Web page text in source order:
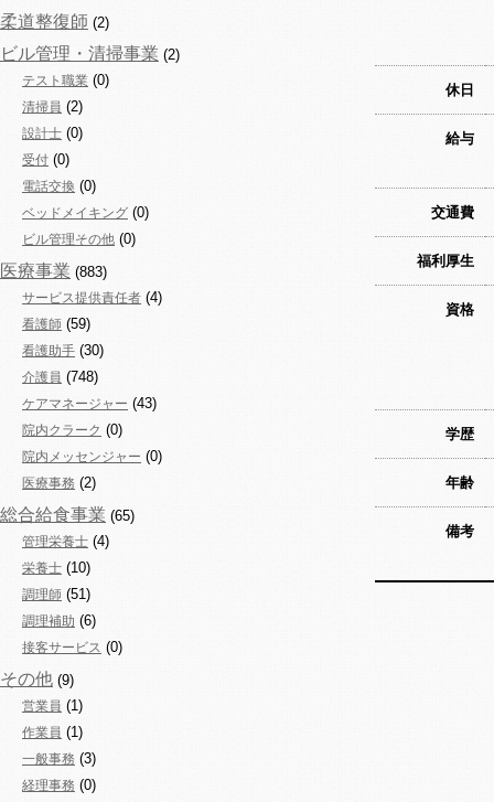
柔道整復師 (2)
ビル管理・清掃事業 (2)
テスト職業 (0)
清掃員 (2)
設計士 (0)
受付 (0)
電話交換 (0)
ベッドメイキング (0)
ビル管理その他 (0)
医療事業 (883)
サービス提供責任者 (4)
看護師 (59)
看護助手 (30)
介護員 (748)
ケアマネージャー (43)
院内クラーク (0)
院内メッセンジャー (0)
医療事務 (2)
総合給食事業 (65)
管理栄養士 (4)
栄養士 (10)
調理師 (51)
調理補助 (6)
接客サービス (0)
その他 (9)
営業員 (1)
作業員 (1)
一般事務 (3)
経理事務 (0)
休日
給与
交通費
福利厚生
資格
学歴
年齢
備考